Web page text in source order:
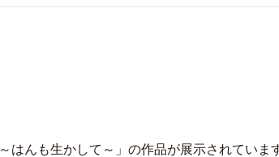
はんも生かして～」の作品が展示されていま